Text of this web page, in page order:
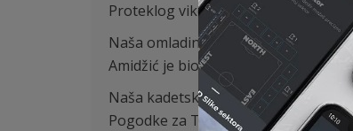
Proteklog vikenda svenaše mlade
Naša omladinska ekipa je u Bačkoj
Amidžić je bio igrač meča. Golove za
Naša kadetska selekcija je na
Pogodke za TSC su postigli Konja